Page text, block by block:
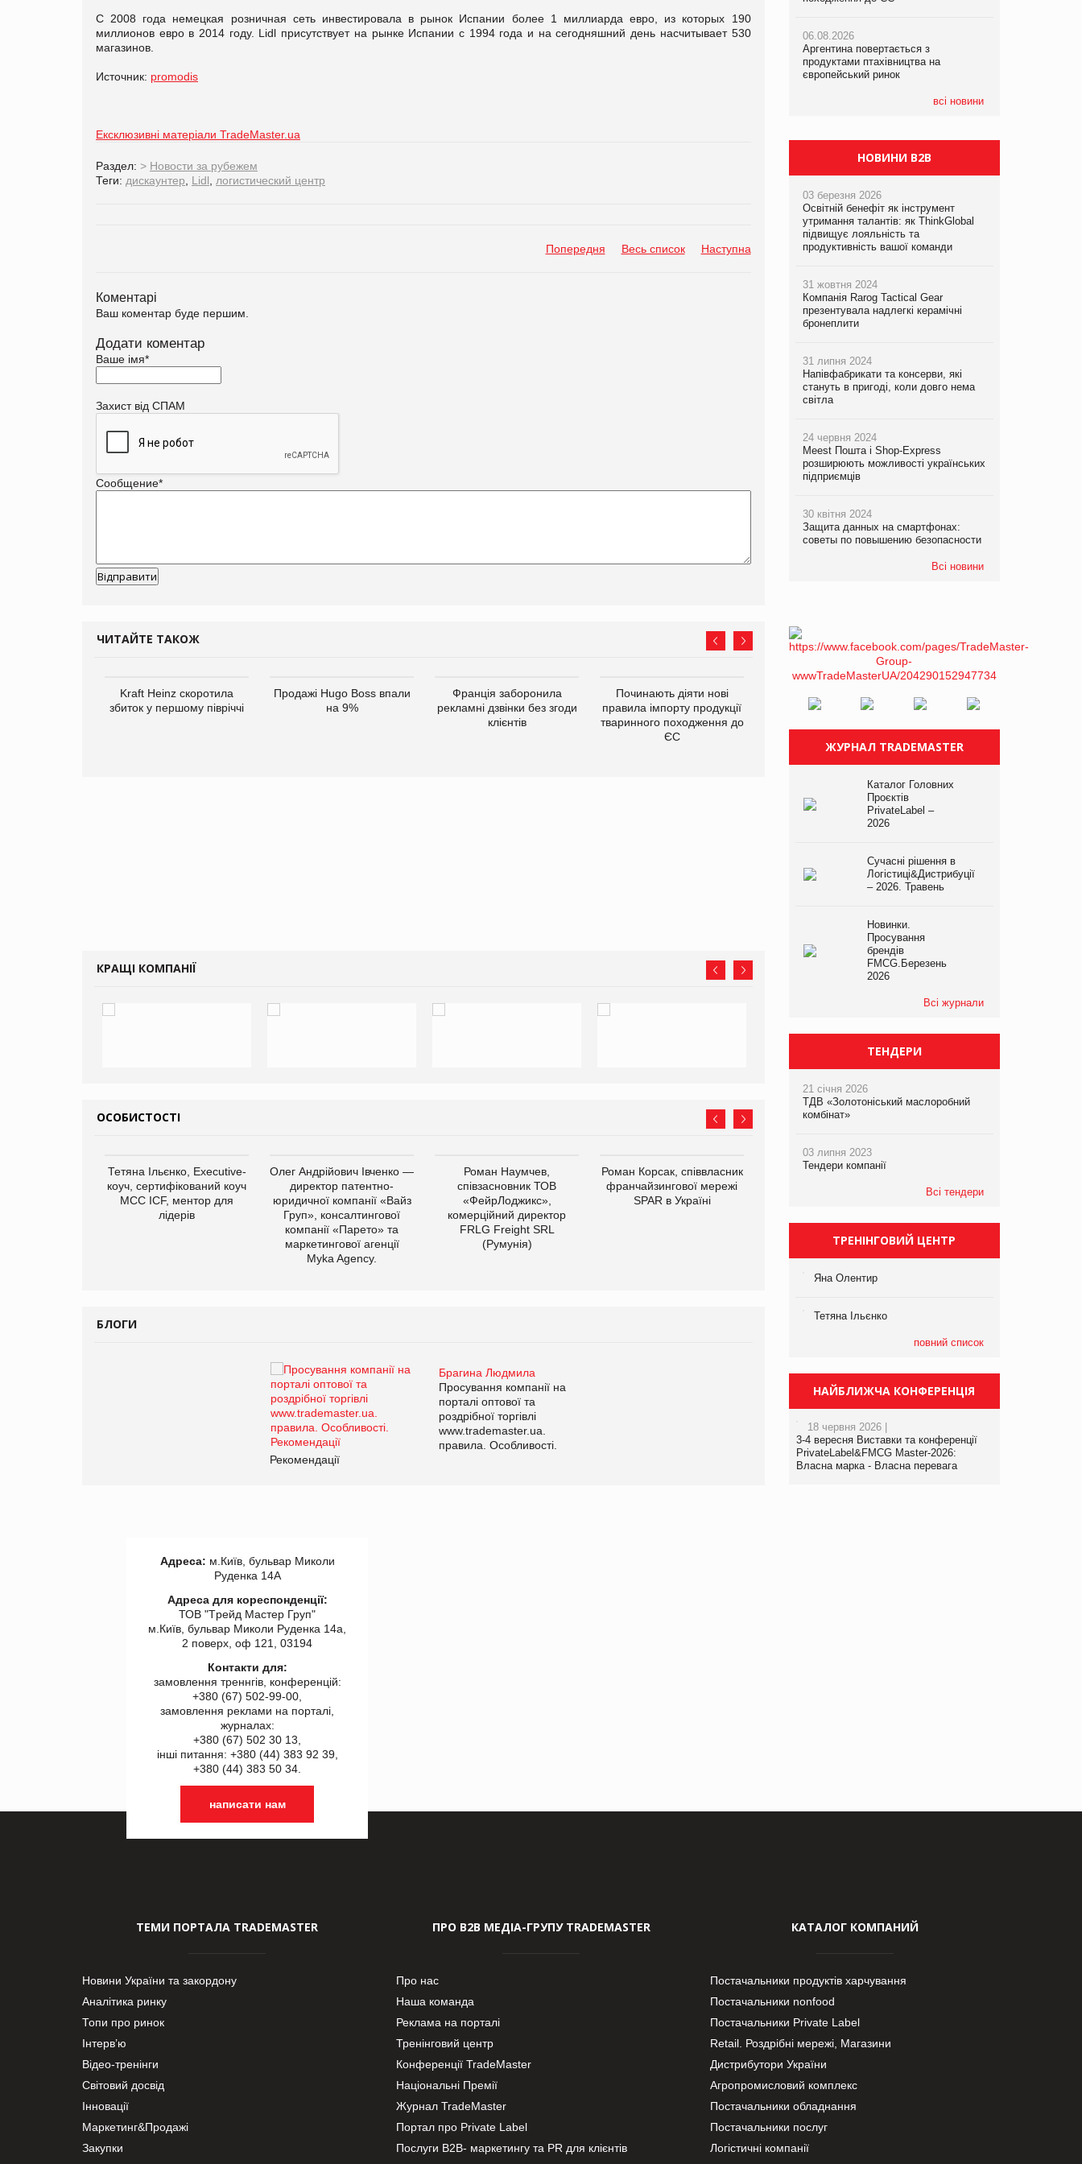
С 2008 года немецкая розничная сеть инвестировала в рынок Испании более 1 миллиарда евро, из которых 190
миллионов евро в 2014 году. Lidl присутствует на рынке Испании с 1994 года и на сегодняшний день насчитывает 530
магазинов.
Источник: promodis
Ексклюзивні матеріали TradeMaster.ua
Раздел: > Новости за рубежем
Теги: дискаунтер Lidl логистический центр
Попередня Весь список Наступна
Коментарі
Ваш коментар буде першим.
Додати коментар
Ваше імя*
Захист від СПАМ
Сообщение*
ЧИТАЙТЕ ТАКОЖ
Kraft Heinz скоротила
збиток у першому півріччі
Продажі Hugo Boss впали
на 9%
Франція заборонила
рекламні дзвінки без згоди
клієнтів
Починають діяти нові
правила імпорту продукції
тваринного походження до
ЄС
продуктами птахівництва
світових цін на
КРАЩІ КОМПАНІЇ
ОСОБИСТОСТІ
Тетяна Ільєнко, Executive-
коуч, сертифікований коуч
МСС ICF, ментор для
лідерів
Олег Андрійович Івченко —
директор патентно-
юридичної компанії «Вайз
Груп», консалтингової
компанії «Парето» та
маркетингової агенції
Myka Agency.
Роман Наумчев,
співзасновник ТОВ
«ФейрЛоджикс»,
комерційний директор
FRLG Freight SRL
(Румунія)
Роман Корсак, співвласник
франчайзингової мережі
SPAR в Україні
Олексій Логачов-Михайлов
БЛОГИ
Брагина Людмила
Просування компанії на
порталі оптової та
роздрібної торгівлі
www.trademaster.ua.
правила. Особливості.
Рекомендації
Брагина Людмила
Просування компанії на
www.trademaster.ua.
правила. Особливості.
06.08.2026
Аргентина повертається з
продуктами птахівництва на
європейський ринок
всі новини
06.08.2026
Аргентина повертається з
продуктами птахівництва на
європейський ринок
06.08.2026
Аргентина повертається з
продуктами птахівництва на
європейський ринок
НОВИНИ B2B
03 березня 2026
Освітній бенефіт як інструмент
утримання талантів: як ThinkGlobal
підвищує лояльність та
продуктивність вашої команди
31 жовтня 2024
Компанія Rarog Tactical Gear
презентувала надлегкі керамічні
бронеплити
31 липня 2024
Напівфабрикати та консерви, які
стануть в пригоді, коли довго нема
світла
24 червня 2024
Meest Пошта і Shop-Express
розширюють можливості українських
підприємців
30 квітня 2024
Защита данных на смартфонах:
советы по повышению безопасности
Всі новини
ЖУРНАЛ TRADEMASTER
Каталог Головних
Проєктів
PrivateLabel –
2026
Сучасні рішення в
Логістиці&Дистрибуції
– 2026. Травень
Новинки.
Просування
брендів
FMCG.Березень
2026
Всі журнали
ТЕНДЕРИ
21 січня 2026
ТДВ «Золотоніський маслоробний
комбінат»
03 липня 2023
Тендери компанії
Всі тендери
ТРЕНІНГОВИЙ ЦЕНТР
Яна Олентир
Тетяна Ільєнко
повний список
НАЙБЛИЖЧА КОНФЕРЕНЦІЯ
18 червня 2026 |
3-4 вересня Виставки та конференції
PrivateLabel&FMCG Master-2026:
Власна марка - Власна перевага
Адреса: м.Київ, бульвар Миколи
Руденка 14А
Адреса для кореспонденції:
ТОВ "Tрейд Мастер Груп"
м.Київ, бульвар Миколи Руденка 14а,
2 поверх, оф 121, 03194
Контакти для:
замовлення треннгів, конференцій:
+380 (67) 502-99-00,
замовлення реклами на порталі,
журналах:
+380 (67) 502 30 13,
інші питання: +380 (44) 383 92 39,
+380 (44) 383 50 34.
написати нам
ТЕМИ ПОРТАЛА TRADEMASTER
Новини України та закордону
Аналітика ринку
Топи про ринок
Інтерв’ю
Відео-тренінги
Світовий досвід
Інновації
Маркетинг&Продажі
Закупки
ПРО В2В МЕДІА-ГРУПУ TRADEMASTER
Про нас
Наша команда
Реклама на порталі
Тренінговий центр
Конференції TradeMaster
Національні Премії
Журнал TradeMaster
Портал про Private Label
Послуги В2В- маркетингу та PR для клієнтів
КАТАЛОГ КОМПАНИЙ
Постачальники продуктів харчування
Постачальники nonfood
Постачальники Private Label
Retail. Роздрібні мережі, Магазини
Дистрибутори України
Агропромисловий комплекс
Постачальники обладнання
Постачальники послуг
Логістичні компанії